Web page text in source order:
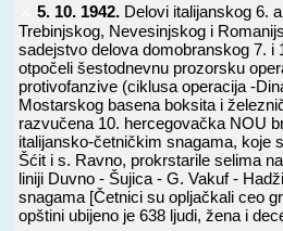
5. 10. 1942. Delovi italijanskog 6.
Trebinjskog, Nevesinjskog i
sadejstvo delova domobranskog 7. i
otpočeli šestodnevnu prozorsku
protivofanzive (ciklusa operacija -
Mostarskog basena boksita i
razvučena 10. hercegovačka NOU
italijansko-četničkim snagama, koje
Šćit i s. Ravno, prokrstarile selima
liniji Duvno - Šujica - G. Vakuf -
snagama [Četnici su opljačkali ceo
opštini ubijeno je 638 ljudi, žena i